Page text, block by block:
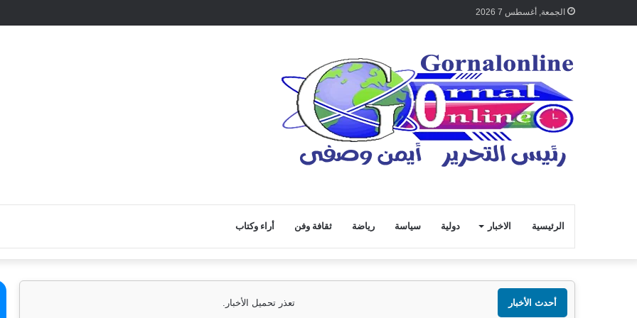
الجمعة, أغسطس 7 2026
الرئيسية الاخبار دولية سياسة رياضة ثقافة وفن أراء وكتاب
أحدث الأخبار تعذر تحميل الأخبار.